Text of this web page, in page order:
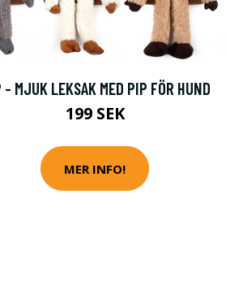
- MJUK LEKSAK MED PIP FÖR HUND
199 SEK
MER INFO!